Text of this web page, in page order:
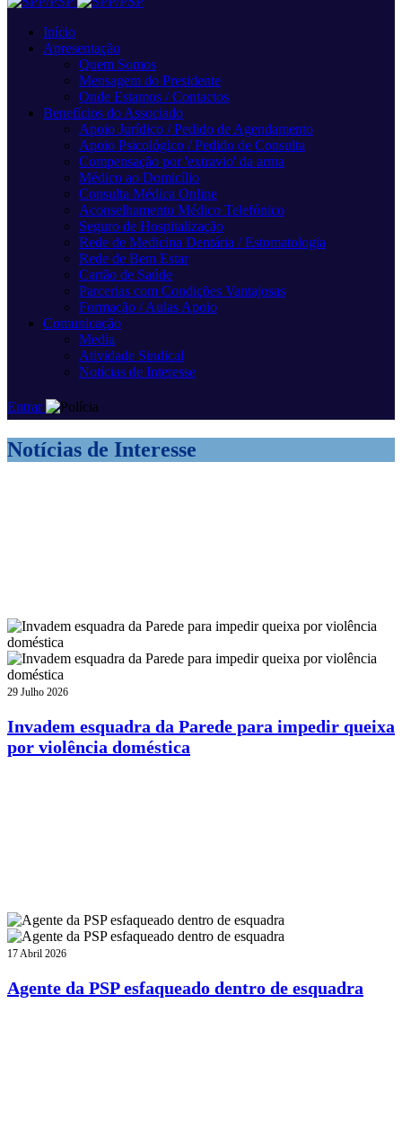
Início
Apresentação
Quem Somos
Mensagem do Presidente
Onde Estamos / Contactos
Benefícios do Associado
Apoio Jurídico / Pedido de Agendamento
Apoio Psicológico / Pedido de Consulta
Compensação por 'extravio' da arma
Médico ao Domicílio
Consulta Médica Online
Aconselhamento Médico Telefónico
Seguro de Hospitalização
Rede de Medicina Dentária / Estomatologia
Rede de Bem Estar
Cartão de Saúde
Parcerias com Condições Vantajosas
Formação / Aulas Apoio
Comunicação
Media
Atividade Sindical
Notícias de Interesse
Entrar
Notícias de Interesse
29 Julho 2026
Invadem esquadra da Parede para impedir queixa
por violência doméstica
17 Abril 2026
Agente da PSP esfaqueado dentro de esquadra